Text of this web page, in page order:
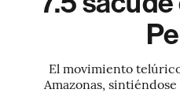
El movimiento
Amazonas,